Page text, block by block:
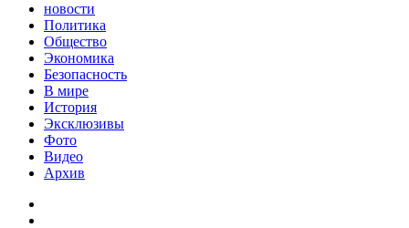
новости
Политика
Общество
Экономика
Безопасность
В мире
История
Эксклюзивы
Фото
Видео
Архив